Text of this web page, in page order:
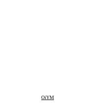
OiYM